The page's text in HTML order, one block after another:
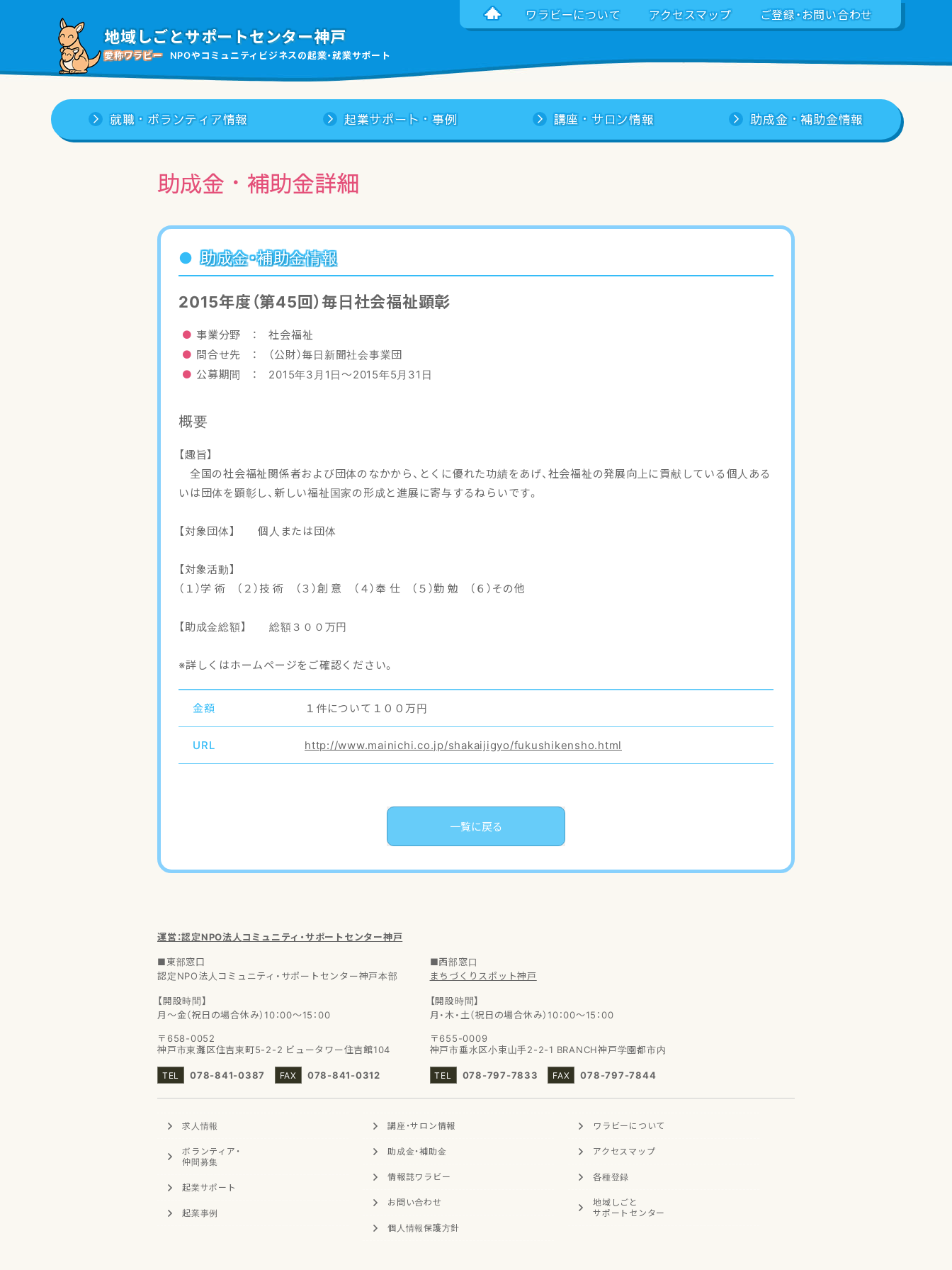
ワラビーについて アクセスマップ ご登録・お問い合わせ
地域しごとサポートセンター神戸
愛称ワラビー NPOやコミュニティビジネスの起業・就業サポート
就職・ボランティア情報 起業サポート・事例 講座・サロン情報 助成金・補助金情報
助成金・補助金詳細
助成金・補助金情報
2015年度（第45回）毎日社会福祉顕彰
事業分野 ： 社会福祉
問合せ先 ： （公財）毎日新聞社会事業団
公募期間 ： 2015年3月1日〜2015年5月31日
概要
【趣旨】
全国の社会福祉関係者および団体のなかから、とくに優れた功績をあげ、社会福祉の発展向上に貢献している個人ある
いは団体を顕彰し、新しい福祉国家の形成と進展に寄与するねらいです。
【対象団体】 個人または団体
【対象活動】
（１）学 術 （２）技 術 （３）創 意 （４）奉 仕 （５）勤 勉 （６）その他
【助成金総額】 総額３００万円
※詳しくはホームページをご確認ください。
金額 １件について１００万円
URL http://www.mainichi.co.jp/shakaijigyo/fukushikensho.html
一覧に戻る
運営：認定NPO法人コミュニティ・サポートセンター神戸
■東部窓口
認定NPO法人コミュニティ・サポートセンター神戸本部
【開設時間】
月～金（祝日の場合休み）10：00～15：00
〒658-0052
神戸市東灘区住吉東町5-2-2 ビュータワー住吉館104
078-841-0387
078-841-0312
■西部窓口
まちづくりスポット神戸
【開設時間】
月・木・土（祝日の場合休み）10：00～15：00
〒655-0009
神戸市垂水区小束山手2-2-1 BRANCH神戸学園都市内
078-797-7833
078-797-7844
求人情報
ボランティア ・
仲間募集
起業サポート
起業事例
講座・サロン情報
助成金・補助金
情報誌ワラビー
お問い合わせ
個人情報保護方針
ワラビーに ついて
アクセスマップ
各種登録
地域 しごと
サポートセンター